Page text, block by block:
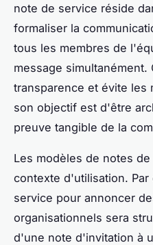
note de service réside
formaliser la
tous les membres de
message simultanément.
transparence et évite les
son objectif est d'être
preuve tangible de la
Les modèles de notes
contexte d'utilisation.
service pour annoncer
organisationnels sera
d'une note d'invitation à